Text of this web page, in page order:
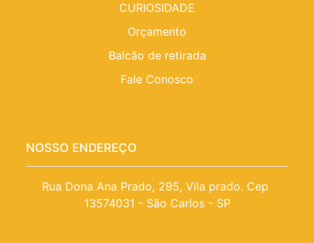
CURIOSIDADE
Orçamento
Balcão de retirada
Fale Conosco
NOSSO ENDEREÇO
Rua Dona Ana Prado, 295, Vila prado. Cep
13574031 - São Carlos - SP